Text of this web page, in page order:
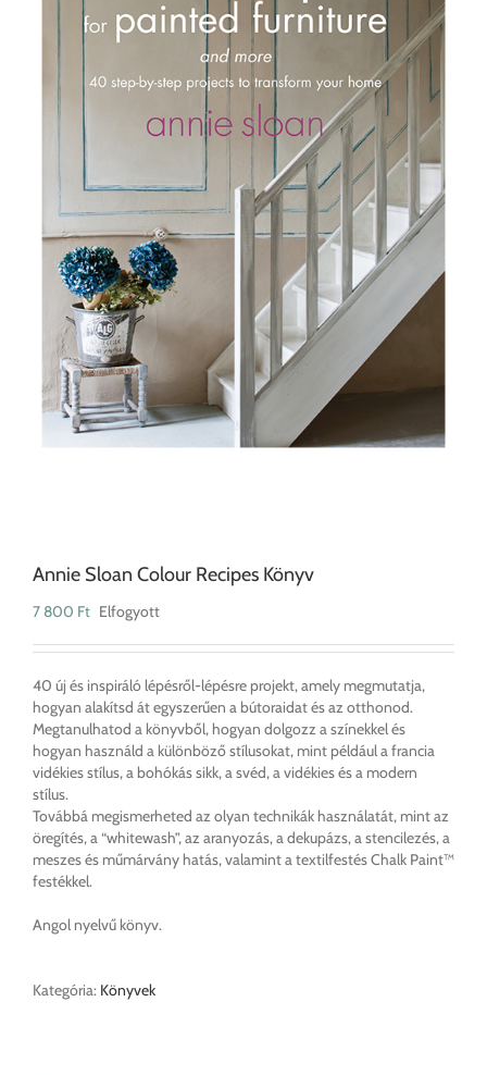
Annie Sloan Colour Recipes Könyv
7 800 Ft Elfogyott
40 új és inspiráló lépésről-lépésre projekt, amely megmutatja,
hogyan alakítsd át egyszerűen a bútoraidat és az otthonod.
Megtanulhatod a könyvből, hogyan dolgozz a színekkel és
hogyan használd a különböző stílusokat, mint például a francia
vidékies stílus, a bohókás sikk, a svéd, a vidékies és a modern
stílus.
Továbbá megismerheted az olyan technikák használatát, mint az
öregítés, a “whitewash”, az aranyozás, a dekupázs, a stencilezés, a
meszes és műmárvány hatás, valamint a textilfestés Chalk Paint™
festékkel.
Angol nyelvű könyv.
Kategória: Könyvek